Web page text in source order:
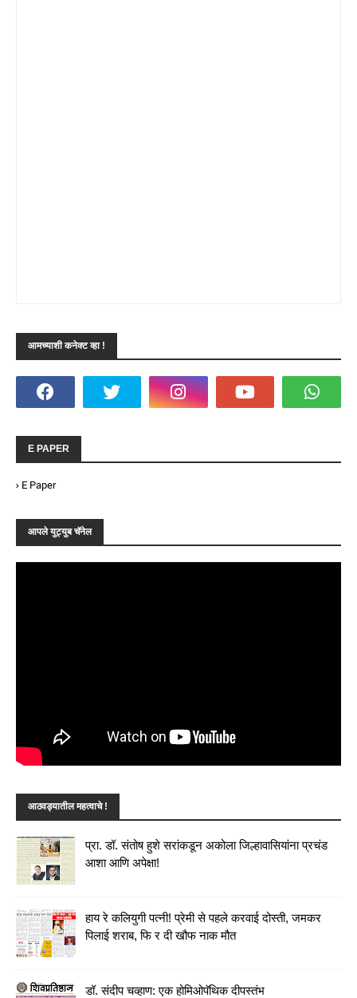
आमच्याशी कनेक्ट व्हा !
E PAPER
E Paper
आपले युट्युब चॅनेल
आठवड्यातील महत्वाचे !
प्रा. डॉ. संतोष हुशे सरांकडून अकोला जिल्हावासियांना प्रचंड
आशा आणि अपेक्षा!
हाय रे कलियुगी पत्नी! प्रेमी से पहले करवाई दोस्ती, जमकर
पिलाई शराब, फि र दी खौफ नाक मौत
डॉ. संदीप चव्हाण: एक होमिओपॅथिक दीपस्तंभ